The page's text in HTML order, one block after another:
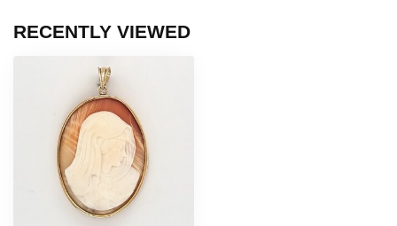
RECENTLY VIEWED